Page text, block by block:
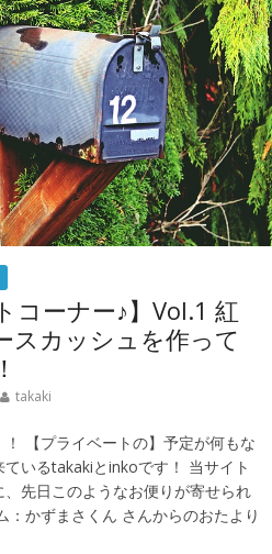
コーナー♪】Vol.1 紅
スカッシュを作って
takaki
！ 【プライベートの】予定が何もな
ているtakakiとinkoです！ 当サイト
先日このようなお便りが寄せられ
：かずまさくん さんからのおたより